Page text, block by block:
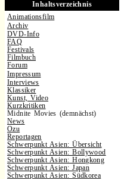
Inhaltsverzeichnis
Animationsfilm
Archiv
DVD-Info
FAQ
Festivals
Filmbuch
Forum
Impressum
Interviews
Klassiker
Kunst, Video
Kurzkritiken
Midnite Movies (demnächst)
News
Ozu
Reportagen
Schwerpunkt Asien: Übersicht
Schwerpunkt Asien: Bollywood
Schwerpunkt Asien: Hongkong
Schwerpunkt Asien: Japan
Schwerpunkt Asien: Südkorea